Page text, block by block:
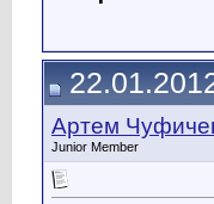
Артем
Junior Member